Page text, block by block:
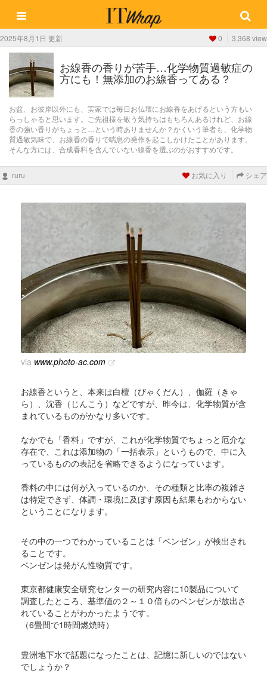
2025年8月1日 更新 0 3,368 view
お線香の香りが苦手…化学物質過敏症の
方にも！無添加のお線香ってある？
お盆、お彼岸以外にも、実家では毎日お仏壇にお線香をあげるという方もい
らっしゃると思います。ご先祖様を敬う気持ちはもちろんあるけれど、お線
香の強い香りがちょっと…という時ありませんか？かくいう筆者も、化学物
質過敏気味で、お線香の香りで喘息の発作を起こしかけたことがあります。
そんな方には、合成香料を含んでいない線香を選ぶのがおすすめです。
ruru お気に入り シェア
via www.photo-ac.com
お線香というと、本来は白檀（びゃくだん）、伽羅（きゃ
ら）、沈香（じんこう）などですが、昨今は、化学物質が含
まれているものがかなり多いです。
なかでも「香料」ですが、これが化学物質でちょっと厄介な
存在で、これは添加物の「一括表示」というもので、中に入
っているものの表記を省略できるようになっています。
香料の中には何が入っているのか、その種類と比率の複雑さ
は特定できず、体調・環境に及ぼす原因も結果もわからない
ということになります。
その中の一つでわかっていることは「ベンゼン」が検出され
ることです。
ベンゼンは発がん性物質です。
東京都健康安全研究センターの研究内容に10製品について
調査したところ、基準値の２～１０倍ものベンゼンが放出さ
れていることがわかったようです。
（6畳間で1時間燃焼時）
豊洲地下水で話題になったことは、記憶に新しいのではない
でしょうか？